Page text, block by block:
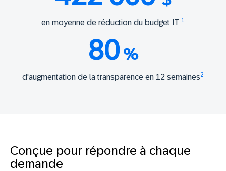
en moyenne de réduction du budget IT 1
80%
d'augmentation de la transparence en 12 semaines2
Conçue pour répondre à chaque
demande